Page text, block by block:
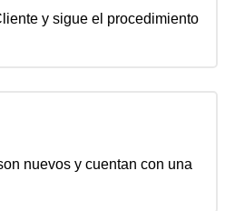
y sigue el procedimiento
nuevos y cuentan con una